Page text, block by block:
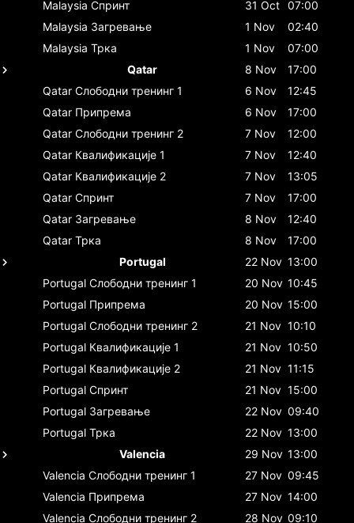
Malaysia Спринт 31 Oct 07:00
Malaysia Загревање 1 Nov
02:40
Malaysia Трка 1 Nov
07:00
Qatar
8 Nov
17:00
Qatar Слободни тренинг 1 6 Nov
12:45
Qatar Припрема 6 Nov
17:00
Qatar Слободни тренинг 2 7 Nov
12:00
Qatar Квалификације 1 7 Nov
12:40
Qatar Квалификације 2 7 Nov
13:05
Qatar Спринт 7 Nov
17:00
Qatar Загревање 8 Nov
12:40
Qatar Трка 8 Nov
17:00
Portugal
22 Nov 13:00
Portugal Слободни тренинг 1 20 Nov 10:45
Portugal Припрема 20 Nov 15:00
Portugal Слободни тренинг 2 21 Nov 10:10
Portugal Квалификације 1 21 Nov 10:50
Portugal Квалификације 2 21 Nov 11:15
Portugal Спринт 21 Nov 15:00
Portugal Загревање 22 Nov 09:40
Portugal Трка 22 Nov 13:00
Valencia
29 Nov 13:00
Valencia Слободни тренинг 1 27 Nov 09:45
Valencia Припрема 27 Nov 14:00
Valencia Слободни тренинг 2 28 Nov 09:10